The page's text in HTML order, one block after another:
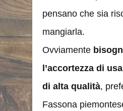
pensano che sia
mangiarla.
Ovviamente
l’accortezza di
di alta qualità,
Fassona